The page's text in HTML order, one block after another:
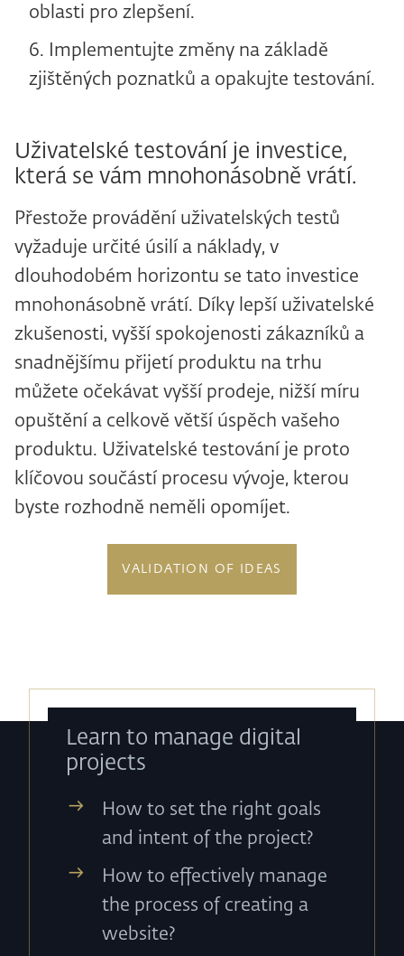
oblasti pro zlepšení.
Implementujte změny na základě
zjištěných poznatků a opakujte testování.
Uživatelské testování je investice,
která se vám mnohonásobně vrátí.
Přestože provádění uživatelských testů
vyžaduje určité úsilí a náklady, v
dlouhodobém horizontu se tato investice
mnohonásobně vrátí. Díky lepší uživatelské
zkušenosti, vyšší spokojenosti zákazníků a
snadnějšímu přijetí produktu na trhu
můžete očekávat vyšší prodeje, nižší míru
opuštění a celkově větší úspěch vašeho
produktu. Uživatelské testování je proto
klíčovou součástí procesu vývoje, kterou
byste rozhodně neměli opomíjet.
VALIDATION OF IDEAS
Learn to manage digital
projects
How to set the right goals
and intent of the project?
How to effectively manage
the process of creating a
website?